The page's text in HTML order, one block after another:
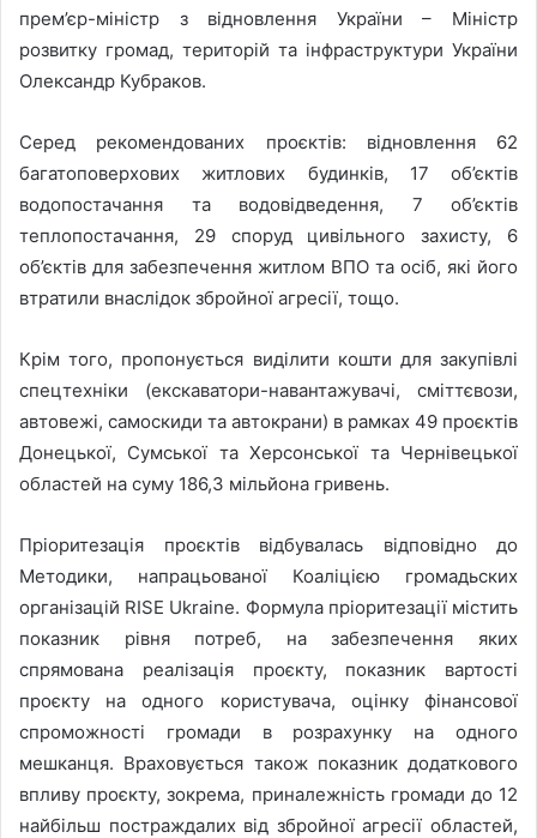
прем’єр-міністр з відновлення України – Міністр
розвитку громад, територій та інфраструктури України
Олександр Кубраков.
Серед рекомендованих проєктів: відновлення 62
багатоповерхових житлових будинків, 17 об’єктів
водопостачання та водовідведення, 7 об’єктів
теплопостачання, 29 споруд цивільного захисту, 6
об’єктів для забезпечення житлом ВПО та осіб, які його
втратили внаслідок збройної агресії, тощо.
Крім того, пропонується виділити кошти для закупівлі
спецтехніки (екскаватори-навантажувачі, сміттєвози,
автовежі, самоскиди та автокрани) в рамках 49 проєктів
Донецької, Сумської та Херсонської та Чернівецької
областей на суму 186,3 мільйона гривень.
Пріоритезація проєктів відбувалась відповідно до
Методики, напрацьованої Коаліцією громадьских
організацій RISE Ukraine. Формула пріоритезації містить
показник рівня потреб, на забезпечення яких
спрямована реалізація проєкту, показник вартості
проєкту на одного користувача, оцінку фінансової
спроможності громади в розрахунку на одного
мешканця. Враховується також показник додаткового
впливу проєкту, зокрема, приналежність громади до 12
найбільш постраждалих від збройної агресії областей,